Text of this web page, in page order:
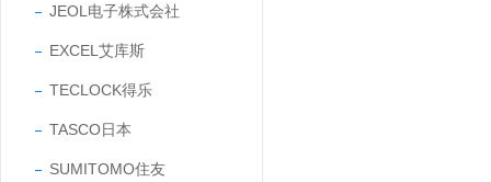
JEOL电子株式会社
EXCEL艾库斯
TECLOCK得乐
TASCO日本
SUMITOMO住友